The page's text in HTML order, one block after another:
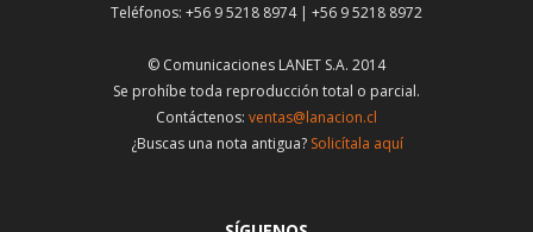
Teléfonos: +56 9 5218 8974 | +56 9 5218 8972
© Comunicaciones LANET S.A. 2014
Se prohíbe toda reproducción total o parcial.
Contáctenos: ventas@lanacion.cl
¿Buscas una nota antigua? Solicítala aquí